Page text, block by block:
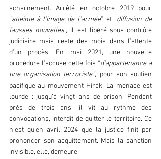
“atteinte à l’image de l’armée” et “diffusion de
fausses nouvelles”, il est libéré sous contrôle
judiciaire mais reste des mois dans l’attente
d’un procès. En mai 2021, une nouvelle
procédure l’accuse cette fois “d’appartenance à
une organisation terroriste”, pour son soutien
pacifique au mouvement Hirak. La menace est
lourde : jusqu’à vingt ans de prison. Pendant
près de trois ans, il vit au rythme des
convocations, interdit de quitter le territoire. Ce
n’est qu’en avril 2024 que la justice finit par
prononcer son acquittement. Mais la sanction
invisible, elle, demeure.